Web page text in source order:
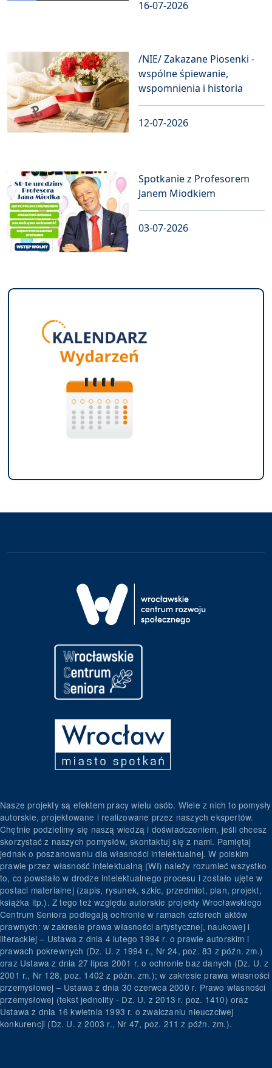
16-07-2026
/NIE/ Zakazane Piosenki -
wspólne śpiewanie,
wspomnienia i historia
12-07-2026
Spotkanie z Profesorem
Janem Miodkiem
03-07-2026
Nasze projekty są efektem pracy wielu osób. Wiele z nich to pomysły
autorskie, projektowane i realizowane przez naszych ekspertów.
Chętnie podzielimy się naszą wiedzą i doświadczeniem, jeśli chcesz
skorzystać z naszych pomysłów, skontaktuj się z nami. Pamiętaj
jednak o poszanowaniu dla własności intelektualnej. W polskim
prawie przez własność intelektualną (WI) należy rozumieć wszystko
to, co powstało w drodze intelektualnego procesu i zostało ujęte w
postaci materialnej (zapis, rysunek, szkic, przedmiot, plan, projekt,
książka itp.). Z tego też względu autorskie projekty Wrocławskiego
Centrum Seniora podlegają ochronie w ramach czterech aktów
prawnych: w zakresie prawa własności artystycznej, naukowej i
literackiej – Ustawa z dnia 4 lutego 1994 r. o prawie autorskim i
prawach pokrewnych (Dz. U. z 1994 r., Nr 24, poz. 83 z późn. zm.)
oraz Ustawa z dnia 27 lipca 2001 r. o ochronie baz danych (Dz. U. z
2001 r., Nr 128, poz. 1402 z późn. zm.); w zakresie prawa własności
przemysłowej – Ustawa z dnia 30 czerwca 2000 r. Prawo własności
przemysłowej (tekst jednolity - Dz. U. z 2013 r. poz. 1410) oraz
Ustawa z dnia 16 kwietnia 1993 r. o zwalczaniu nieuczciwej
konkurencji (Dz. U. z 2003 r., Nr 47, poz. 211 z późn. zm.).